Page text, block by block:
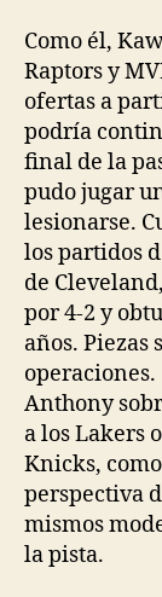
Como él,
Raptors y
ofertas a
podría
final de la
pudo jugar
lesionarse.
los partidos
de
por 4-2 y
años. Piezas
Anthony
a los Lakers
Knicks,
perspectiva
mismos
la pista.